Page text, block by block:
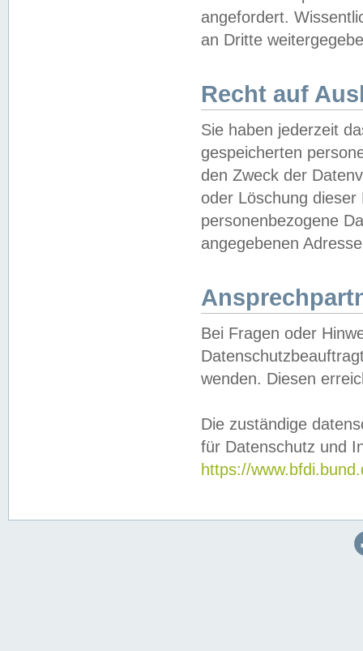
angefordert.
an Dritte
Recht auf
Sie haben jederzeit
gespeicherten
den Zweck der
oder Löschung
personenbezogene
angegebenen
Bei Fragen oder
wenden. Diesen
Die zuständige
für Datenschutz und
https://